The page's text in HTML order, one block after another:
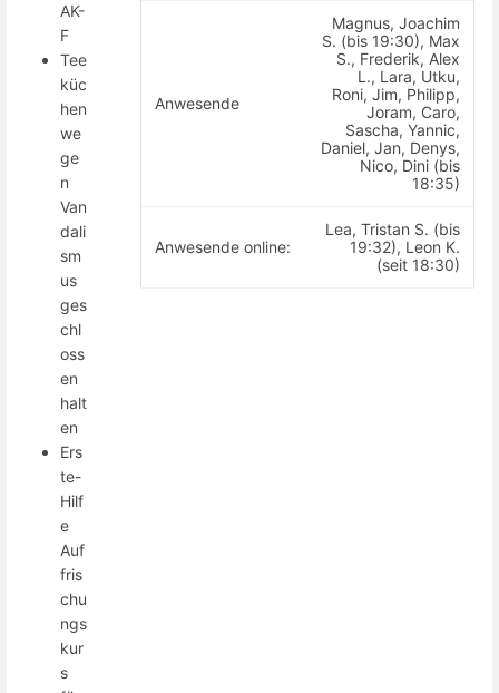
Anwesende
Magnus, Joachim
S. (bis 19:30), Max
S., Frederik, Alex
L., Lara, Utku,
Roni, Jim, Philipp,
Joram, Caro,
Sascha, Yannic,
Daniel, Jan, Denys,
Nico, Dini (bis
18:35)
Anwesende online:
Lea, Tristan S. (bis
19:32), Leon K.
(seit 18:30)
AK-
F
Tee
küc
hen
we
ge
n
Van
dali
sm
us
ges
chl
oss
en
halt
en
Ers
te-
Hilf
e
Auf
fris
chu
ngs
kur
s